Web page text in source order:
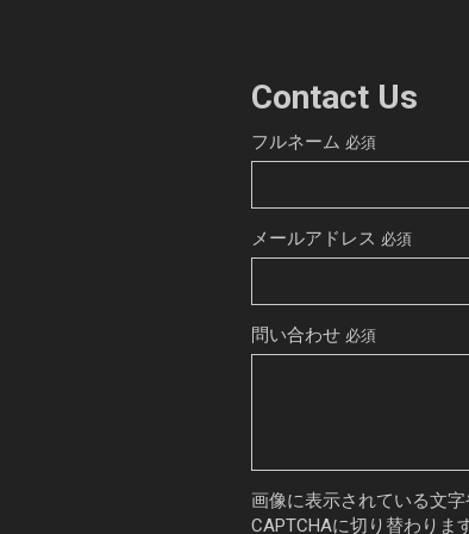
Contact Us
フルネーム 必須
メールアドレス 必須
問い合わせ 必須
画像に表示されている文
CAPTCHAに切り替わります